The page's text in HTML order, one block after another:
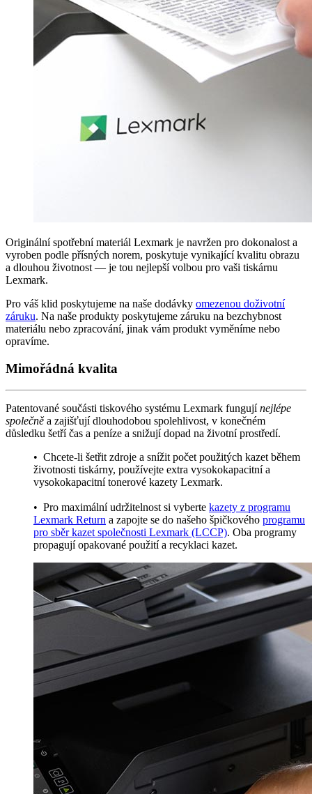
Originální spotřební materiál Lexmark je navržen pro dokonalost a
vyroben podle přísných norem, poskytuje vynikající kvalitu obrazu
a dlouhou životnost — je tou nejlepší volbou pro vaši tiskárnu
Lexmark.
Pro váš klid poskytujeme na naše dodávky omezenou doživotní
záruku. Na naše produkty poskytujeme záruku na bezchybnost
materiálu nebo zpracování, jinak vám produkt vyměníme nebo
opravíme.
Mimořádná kvalita
Patentované součásti tiskového systému Lexmark fungujínejlépe
společně a zajišťují dlouhodobou spolehlivost, v konečném
důsledku šetří čas a peníze a snižují dopad na životní prostředí.
• Chcete-li šetřit zdroje a snížit počet použitých kazet během
životnosti tiskárny, používejte extra vysokokapacitní a
vysokokapacitní tonerové kazety Lexmark.
• Pro maximální udržitelnost si vyberte kazety z programu
Lexmark Return a zapojte se do našeho špičkového programu
pro sběr kazet společnosti Lexmark (LCCP). Oba programy
propagují opakované použití a recyklaci kazet.